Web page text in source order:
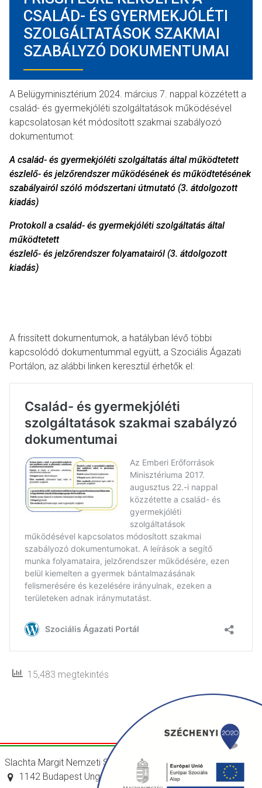
CSALÁD- ÉS GYERMEKJÓLÉTI
SZOLGÁLTATÁSOK SZAKMAI
SZABÁLYZÓ DOKUMENTUMAI
A Belügyminisztérium 2024. március 7. nappal közzétett a
család- és gyermekjóléti szolgáltatások működésével
kapcsolatosan két módosított szakmai szabályozó
dokumentumot:
A család- és gyermekjóléti szolgáltatás által működtetett
észlelő- és jelzőrendszer működésének és működtetésének
szabályairól szóló módszertani útmutató (3. átdolgozott
kiadás)
Protokoll a család- és gyermekjóléti szolgáltatás által
működtetett
észlelő- és jelzőrendszer folyamatairól (3. átdolgozott
kiadás)
A frissített dokumentumok, a hatályban lévő többi
kapcsolódó dokumentummal együtt, a Szociális Ágazati
Portálon, az alábbi linken keresztül érhetők el:
15,483 megtekintés
Slachta Margit Nemzeti Szociálpolitikai Intézet
1142 Budapest Ungvár utca 64-66.